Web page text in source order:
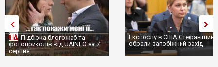
Підбірка блогожаб та
фотоприколів від UAINFO за 7
серпня
Експослу в США
обрали запобіжний захід